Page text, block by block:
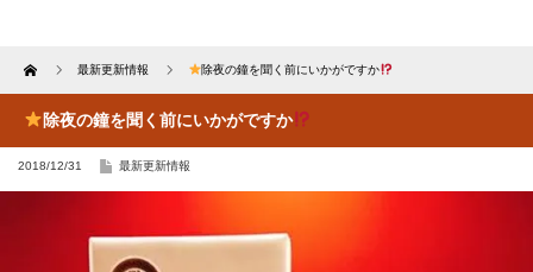
Home 最新更新情報 除夜の鐘を聞く前にいかがですか
除夜の鐘を聞く前にいかがですか
2018/12/31 最新更新情報